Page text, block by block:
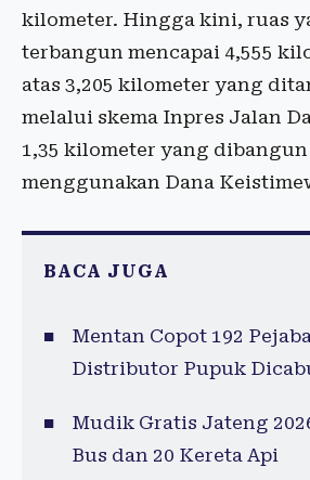
kilometer. Hingga kini, ruas
terbangun mencapai 4,555
atas 3,205 kilometer yang
melalui skema Inpres Jalan
1,35 kilometer yang
menggunakan Dana
BACA JUGA
Mentan Copot 192
Distributor Pupuk
Mudik Gratis Jateng
Bus dan 20 Kereta Api